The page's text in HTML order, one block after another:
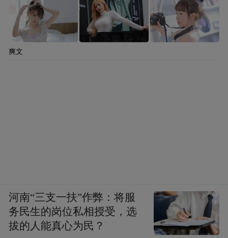
爽文
河南“三支一扶”作弊：将服
务民生的岗位私相授受，选
拔的人能真心为民？